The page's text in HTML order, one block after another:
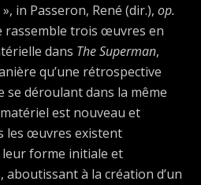
in Passeron, René (dir.), op.
rassemble trois œuvres en
dans The Superman,
qu’une rétrospective
se déroulant dans la même
matériel est nouveau et
les œuvres existent
forme initiale et
à la création d’un